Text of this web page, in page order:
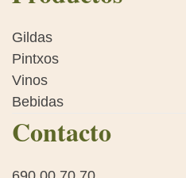
Gildas
Pintxos
Vinos
Bebidas
Contacto